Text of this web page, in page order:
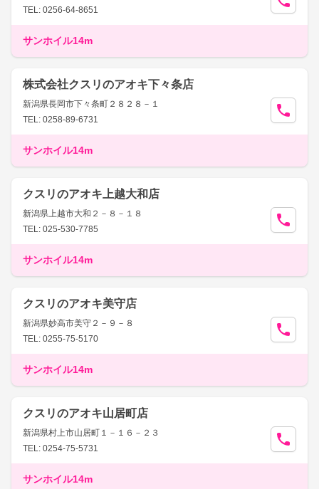
TEL: 0256-64-8651
サンホイル14m
株式会社クスリのアオキ下々条店
新潟県長岡市下々条町２８２８－１
TEL: 0258-89-6731
サンホイル14m
クスリのアオキ上越大和店
新潟県上越市大和２－８－１８
TEL: 025-530-7785
サンホイル14m
クスリのアオキ美守店
新潟県妙高市美守２－９－８
TEL: 0255-75-5170
サンホイル14m
クスリのアオキ山居町店
新潟県村上市山居町１－１６－２３
TEL: 0254-75-5731
サンホイル14m